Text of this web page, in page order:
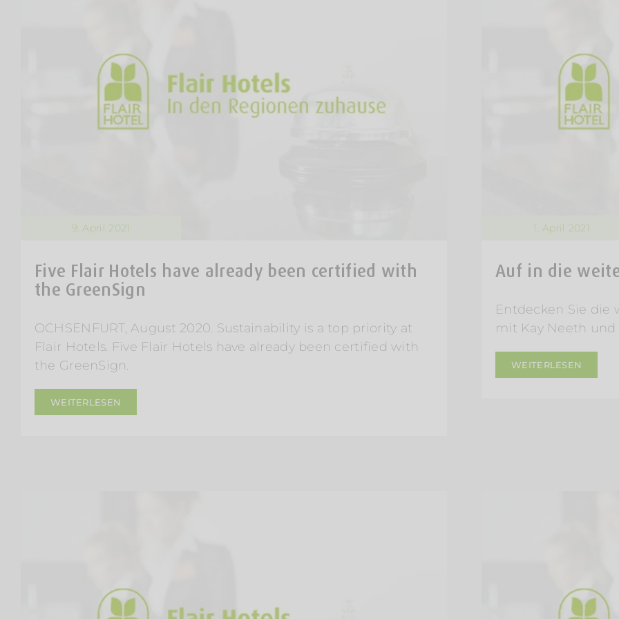
9. April 2021
Five Flair Hotels have already been certified with
the GreenSign
OCHSENFURT, August 2020. Sustainability is a top priority at
Flair Hotels. Five Flair Hotels have already been certified with
the GreenSign.
WEITERLESEN
1. April 2021
Auf in die
Entdecken Sie die
mit Kay Neeth
WEITERLESEN